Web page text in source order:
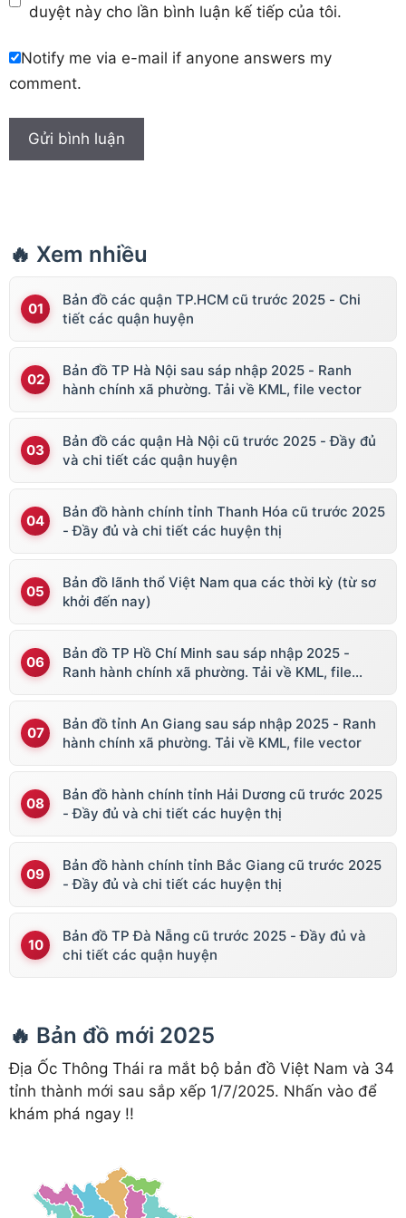
duyệt này cho lần bình luận kế tiếp của tôi.
Notify me via e-mail if anyone answers my
comment.
🔥 Xem nhiều
Bản đồ các quận TP.HCM cũ trước 2025 - Chi
tiết các quận huyện
Bản đồ TP Hà Nội sau sáp nhập 2025 - Ranh
hành chính xã phường. Tải về KML, file vector
Bản đồ các quận Hà Nội cũ trước 2025 - Đầy đủ
và chi tiết các quận huyện
Bản đồ hành chính tỉnh Thanh Hóa cũ trước 2025
- Đầy đủ và chi tiết các huyện thị
Bản đồ lãnh thổ Việt Nam qua các thời kỳ (từ sơ
khởi đến nay)
Bản đồ TP Hồ Chí Minh sau sáp nhập 2025 -
Ranh hành chính xã phường. Tải về KML, file
Bản đồ tỉnh An Giang sau sáp nhập 2025 - Ranh
hành chính xã phường. Tải về KML, file vector
Bản đồ hành chính tỉnh Hải Dương cũ trước 2025
- Đầy đủ và chi tiết các huyện thị
Bản đồ hành chính tỉnh Bắc Giang cũ trước 2025
- Đầy đủ và chi tiết các huyện thị
Bản đồ TP Đà Nẵng cũ trước 2025 - Đầy đủ và
chi tiết các quận huyện
🔥 Bản đồ mới 2025
Địa Ốc Thông Thái ra mắt bộ bản đồ Việt Nam và 34
tỉnh thành mới sau sắp xếp 1/7/2025. Nhấn vào để
khám phá ngay !!